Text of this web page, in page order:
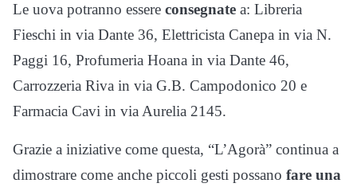
Le uova potranno essere consegnate a: Libreria
Fieschi in via Dante 36, Elettricista Canepa in via N.
Paggi 16, Profumeria Hoana in via Dante 46,
Carrozzeria Riva in via G.B. Campodonico 20 e
Farmacia Cavi in via Aurelia 2145.
Grazie a iniziative come questa, “L’Agorà” continua a
dimostrare come anche piccoli gesti possano fare una